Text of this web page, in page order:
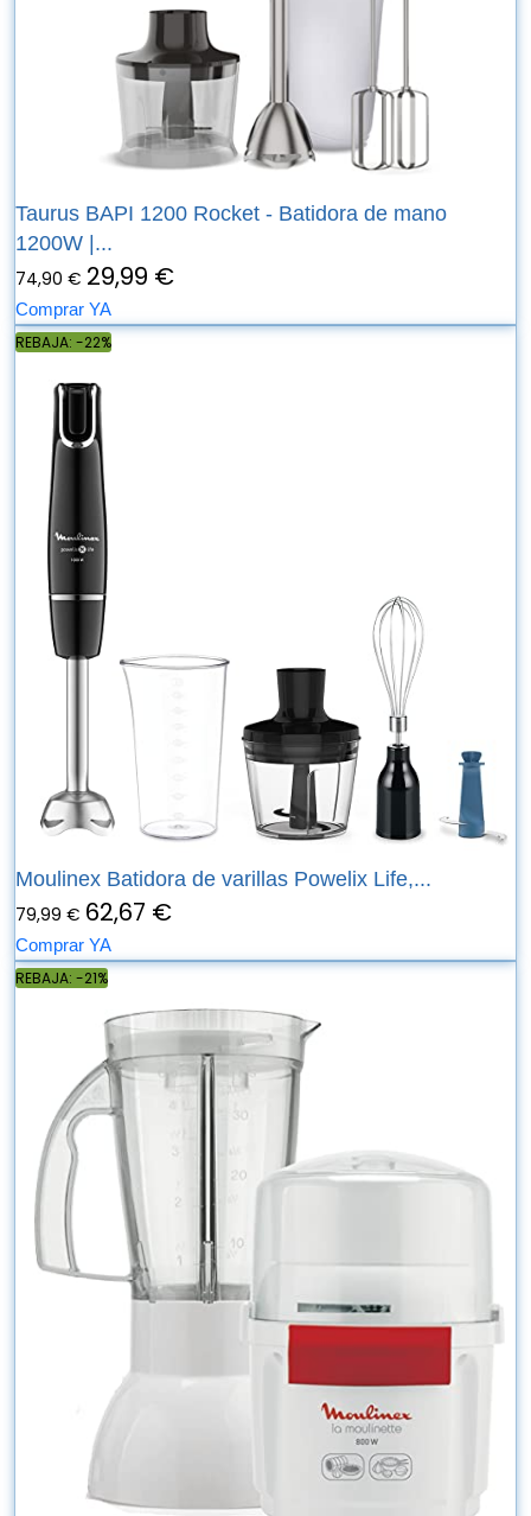
Taurus BAPI 1200 Rocket - Batidora de mano
1200W |...
74,90 € 29,99 €
Comprar YA
REBAJA: -22%
Moulinex Batidora de varillas Powelix Life,...
79,99 € 62,67 €
Comprar YA
REBAJA: -21%